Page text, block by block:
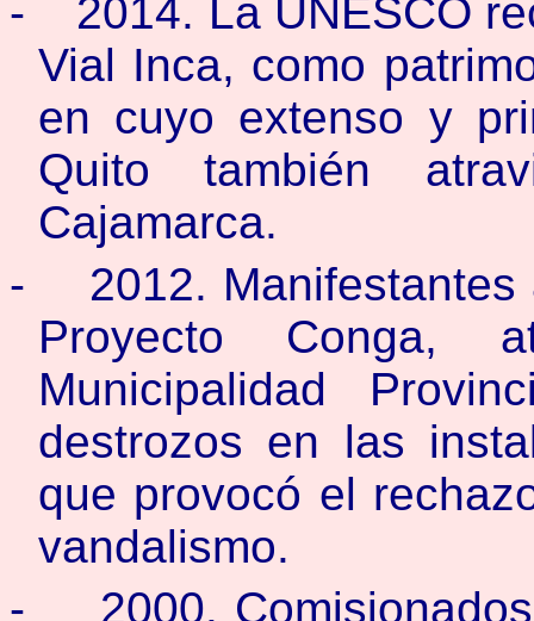
-
2014. La UNESCO
Vial Inca, como
en cuyo extenso y
Quito también
Cajamarca.
-
2012.
Proyecto
Municipalidad
destrozos en las
que provocó el
vandalismo.
-
2000.